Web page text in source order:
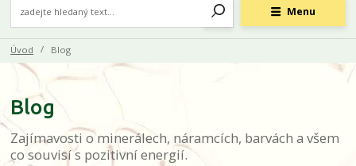
Menu
Úvod Blog
Blog
Zajímavosti o minerálech, náramcích, barvách a všem
co souvisí s pozitivní energií.